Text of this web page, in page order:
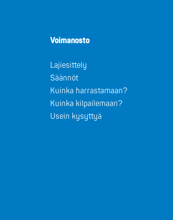
Voimanosto
Lajiesittely
Säännöt
Kuinka harrastamaan?
Kuinka kilpailemaan?
Usein kysyttyä